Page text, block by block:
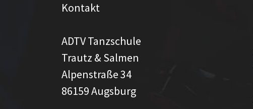
Kontakt
ADTV Tanzschule
Trautz & Salmen
Alpenstraße 34
86159 Augsburg